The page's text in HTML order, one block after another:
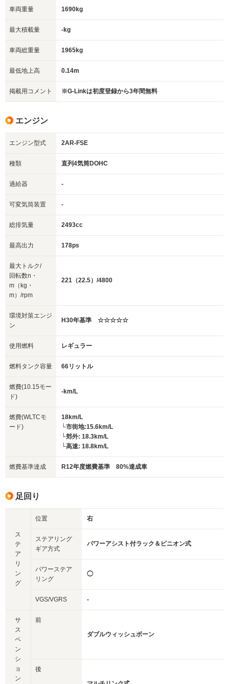
車両重量 1690kg
最大積載量 -kg
車両総重量 1965kg
最低地上高 0.14m
掲載用コメント ※G-Linkは初度登録から3年間無料
エンジン
エンジン型式 2AR-FSE
種類 直列4気筒DOHC
過給器 -
可変気筒装置 -
総排気量 2493cc
最高出力 178ps
最大トルク/
回転数n・
m（kg・
m）/rpm
221（22.5）/4800
環境対策エンジ
ン
H30年基準 ☆☆☆☆☆
使用燃料 レギュラー
燃料タンク容量 66リットル
燃費(10.15モー
ド)
-km/L
燃費(WLTCモ
ード)
18km/L
└市街地:15.6km/L
└郊外: 18.3km/L
└高速: 18.8km/L
燃費基準達成 R12年度燃費基準 80%達成車
足回り
ス
テ
ア
リ
ン
グ
位置 右
ステアリング
ギア方式
パワーアシスト付ラック＆ピニオン式
パワーステア
リング
◯
VGS/VGRS -
サ
ス
ペ
ン
シ
ョ
ン
前
ダブルウィッシュボーン
後